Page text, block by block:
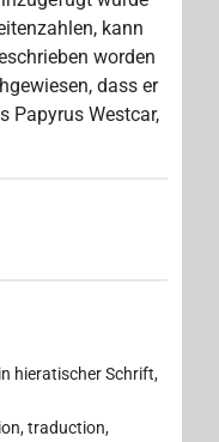
kann
worden
dass er
Papyrus Westcar,
hieratischer Schrift,
traduction,